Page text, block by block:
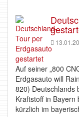
Auf seiner „800
Erdgasauto will
820) Deutschlands
Kraftstoff in
kürzlich im